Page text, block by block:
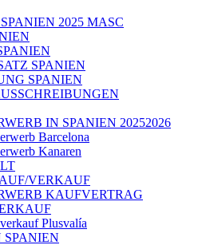
2025 MASC
SPANIEN
SPANIEN
IN SPANIEN 20252026
Barcelona
Kanaren
VERKAUF
KAUFVERTRAG
Plusvalía